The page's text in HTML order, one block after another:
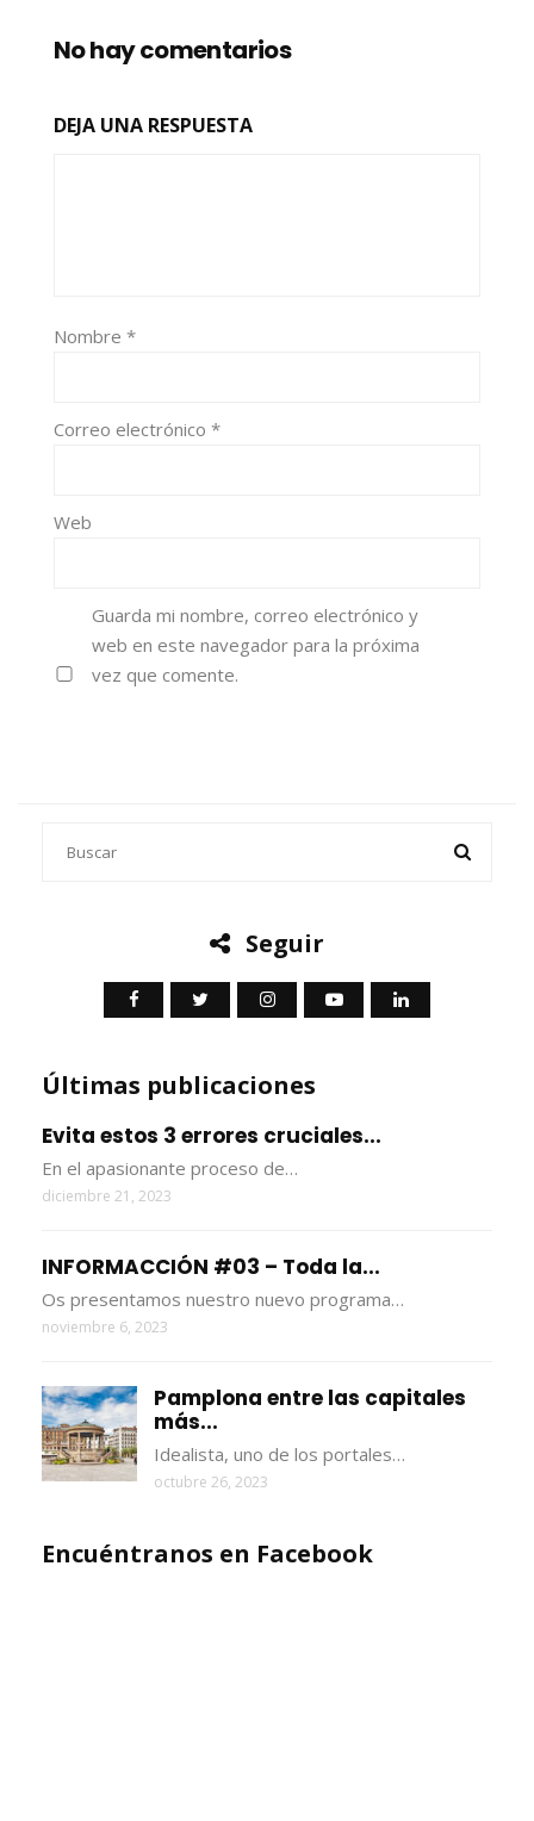
No hay comentarios
DEJA UNA RESPUESTA
Nombre *
Correo electrónico *
Web
Guarda mi nombre, correo electrónico y
web en este navegador para la próxima
vez que comente.
Seguir
Últimas publicaciones
Evita estos 3 errores cruciales...
En el apasionante proceso de…
diciembre 21, 2023
INFORMACCIÓN #03 – Toda la...
Os presentamos nuestro nuevo programa…
noviembre 6, 2023
Pamplona entre las capitales
más...
Idealista, uno de los portales…
octubre 26, 2023
Encuéntranos en Facebook